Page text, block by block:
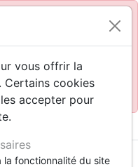
Se connecter
de la Bible
vous offrir la
Certains cookies
accepter pour
la fonctionnalité du site